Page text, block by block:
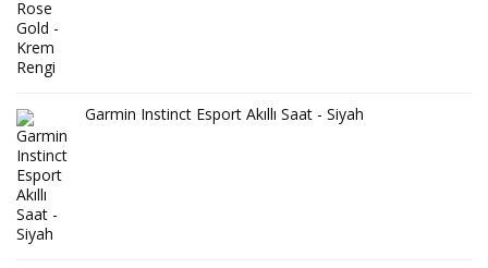
Garmin Instinct Esport Akıllı Saat - Siyah